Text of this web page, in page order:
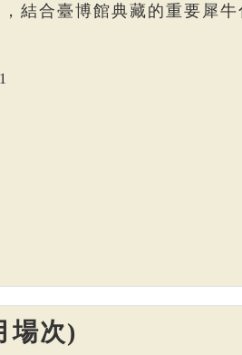
結合臺博館典藏的重要犀牛
場次)